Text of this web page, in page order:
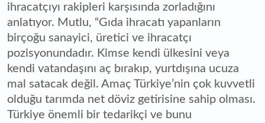
ihracatçıyı rakipleri karşısında zorladığını
anlatıyor. Mutlu, “Gıda ihracatı yapanların
birçoğu sanayici, üretici ve ihracatçı
pozisyonundadır. Kimse kendi ülkesini veya
kendi vatandaşını aç bırakıp, yurtdışına ucuza
mal satacak değil. Amaç Türkiye’nin çok kuvvetli
olduğu tarımda net döviz getirisine sahip olması.
Türkiye önemli bir tedarikçi ve bunu